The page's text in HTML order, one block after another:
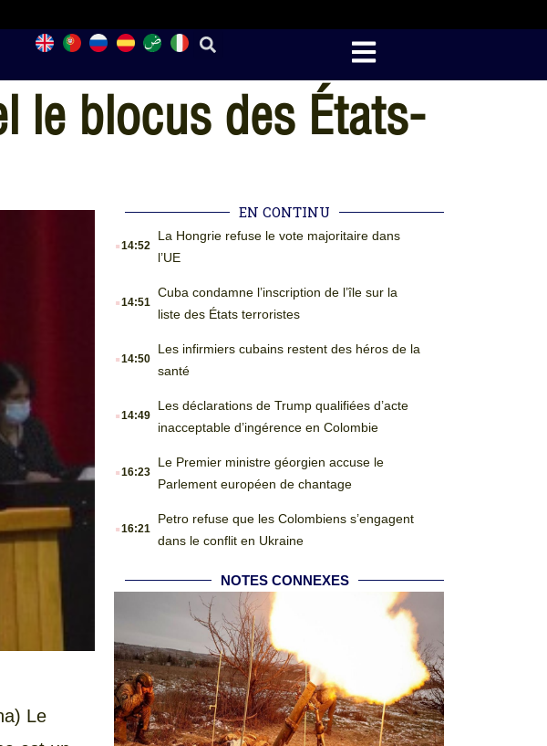
le blocus des États-
Le
EN CONTINU
.14:52
La Hongrie refuse le vote majoritaire dans
l’UE
.14:51
Cuba condamne l’inscription de l’île sur la
liste des États terroristes
.14:50
Les infirmiers cubains restent des héros de la
santé
.14:49
Les déclarations de Trump qualifiées d’acte
inacceptable d’ingérence en Colombie
.16:23
Le Premier ministre géorgien accuse le
Parlement européen de chantage
.16:21
Petro refuse que les Colombiens s’engagent
dans le conflit en Ukraine
NOTES CONNEXES